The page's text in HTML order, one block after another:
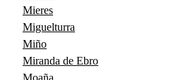
Mieres
Miguelturra
Miño
Miranda de Ebro
Moaña